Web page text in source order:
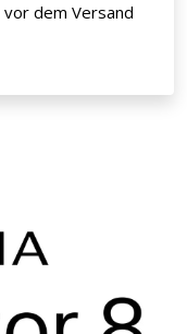
dem Versand